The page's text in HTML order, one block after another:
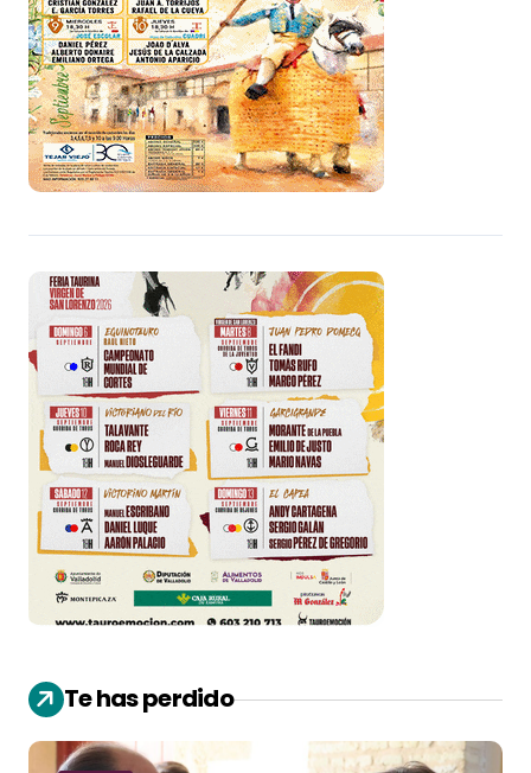
Te has perdido